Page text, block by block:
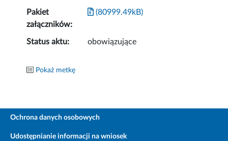
Pakiet
załączników:
(80999.49kB)
Status aktu: obowiązujące
Pokaż metkę
Ochrona danych osobowych
Udostępnianie informacji na wniosek